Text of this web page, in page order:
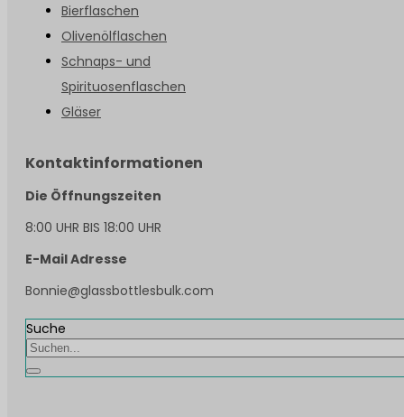
Bierflaschen
Olivenölflaschen
Schnaps- und
Spirituosenflaschen
Gläser
Kontaktinformationen
Die Öffnungszeiten
8:00 UHR BIS 18:00 UHR
E-Mail Adresse
Bonnie@glassbottlesbulk.com
Suche